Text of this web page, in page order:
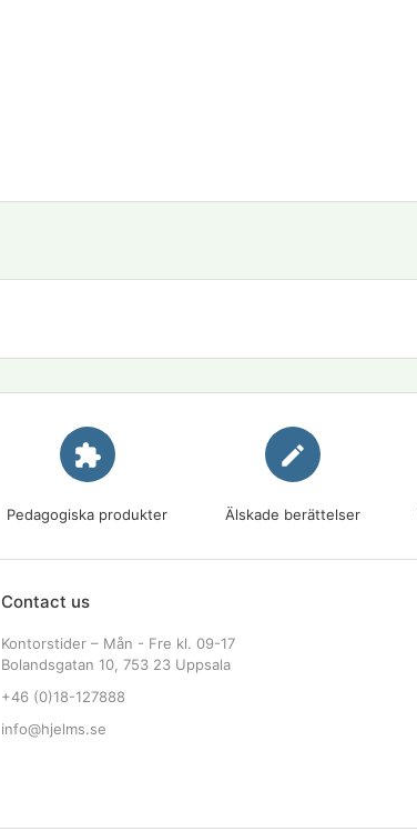
extension
Pedagogiska produkter
edit
Älskade berättelser
Contact us
Kontorstider – Mån - Fre kl. 09-17
Bolandsgatan 10, 753 23 Uppsala
+46 (0)18-127888
info@hjelms.se